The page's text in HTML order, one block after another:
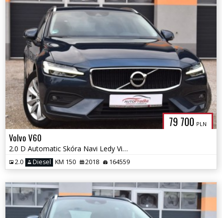
79 700 PLN
Volvo V60
2.0 D Automatic Skóra Navi Ledy Virtual Kamera
2.0 Diesel KM 150 2018 164559